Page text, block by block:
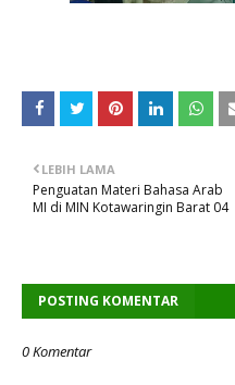
LEBIH LAMA
Penguatan Materi Bahasa Arab
MI di MIN Kotawaringin Barat 04
POSTING KOMENTAR
0 Komentar